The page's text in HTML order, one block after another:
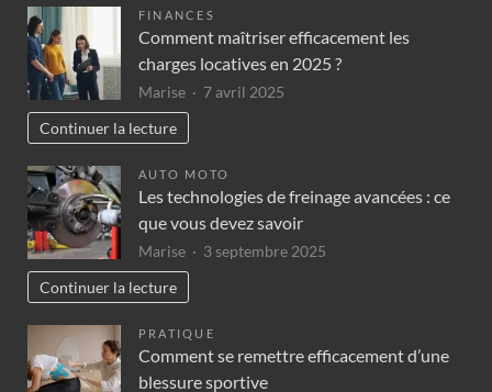
FINANCES
Comment maîtriser efficacement les
charges locatives en 2025 ?
Marise
7 avril 2025
Continuer la lecture
AUTO MOTO
Les technologies de freinage avancées : ce
que vous devez savoir
Marise
3 septembre 2025
Continuer la lecture
PRATIQUE
Comment se remettre efficacement d’une
blessure sportive